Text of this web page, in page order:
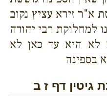
א"ר זירא עציץ נקוב
למחלוקת רבי יהודה
לא היא עד כאן לא
בספינה
גיטין דף ז ב